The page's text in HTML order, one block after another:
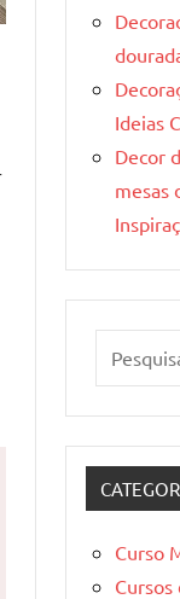
Ideias
Decor
mesas
Curso
Cursos